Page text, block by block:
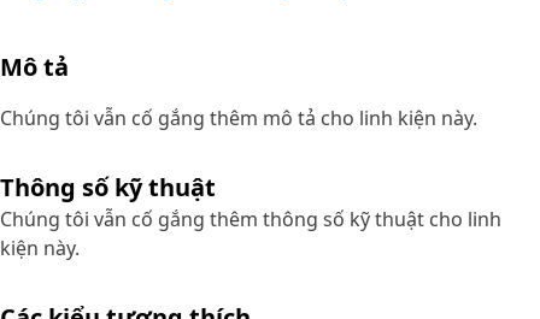
Mô tả
Chúng tôi vẫn cố gắng thêm mô tả cho linh kiện này.
Thông số kỹ thuật
Chúng tôi vẫn cố gắng thêm thông số kỹ thuật cho linh
kiện này.